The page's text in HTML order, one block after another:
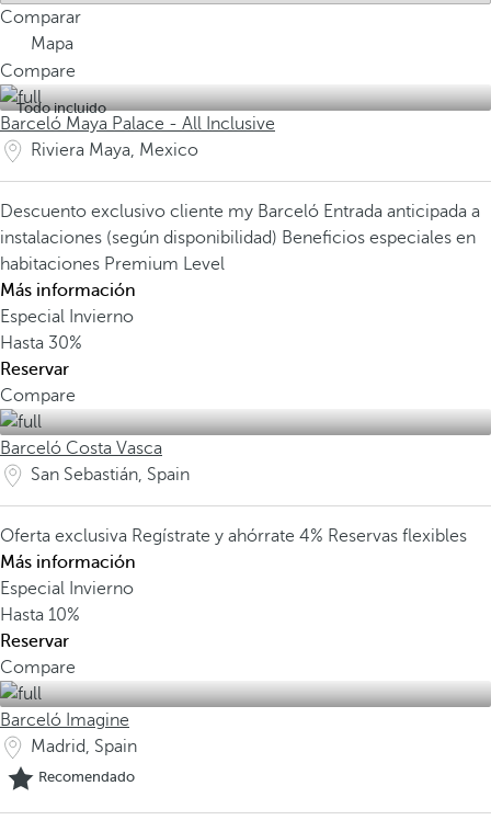
Comparar
Mapa
Compare
Todo incluido
Barceló Maya Palace - All Inclusive
Riviera Maya, Mexico
Descuento exclusivo cliente my Barceló Entrada anticipada a
instalaciones (según disponibilidad) Beneficios especiales en
habitaciones Premium Level
Más información
Especial Invierno
Hasta 30%
Reservar
Compare
Barceló Costa Vasca
San Sebastián, Spain
Oferta exclusiva Regístrate y ahórrate 4% Reservas flexibles
Más información
Especial Invierno
Hasta 10%
Reservar
Compare
Barceló Imagine
Madrid, Spain
Recomendado